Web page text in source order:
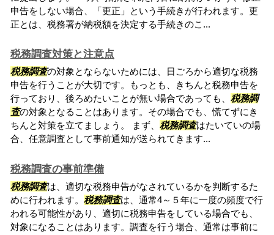
申告をしない場合、「更正」という手続きが行われます。更
正とは、税務署が納税額を決定する手続きのこ...
税務調査対策と注意点
税務調査の対象とならないためには、日ごろから適切な税務
申告を行うことが大切です。もっとも、きちんと税務申告を
行っており、後ろめたいことが無い場合であっても、 税務調
査の対象となることはあります。その場合でも、慌てずにき
ちんと対策を立てましょう。 まず、 税務調査はたいていの場
合、任意調査として事前通知が送られてきます...
税務調査の事前準備
税務調査は、適切な税務申告がなされているかを判断するた
めに行われます。 税務調査は、通常4～５年に一度の頻度で行
われる可能性があり、適切に税務申告をしている場合でも、
対象になることはあります。調査を行う場合、通常は事前に